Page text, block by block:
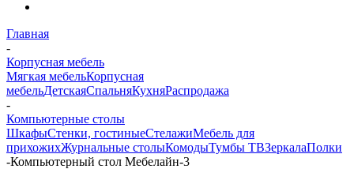
Главная
-
Корпусная мебель
Мягкая мебельКорпусная
мебельДетскаяСпальняКухняРаспродажа
-
Компьютерные столы
ШкафыСтенки, гостиныеСтелажиМебель для
прихожихЖурнальные столыКомодыТумбы ТВЗеркалаПолки
-Компьютерный стол Мебелайн-3